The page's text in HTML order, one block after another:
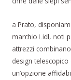
a Prato,
marchio Lidl, noti
attrezzi
design telescopico
un’opzione